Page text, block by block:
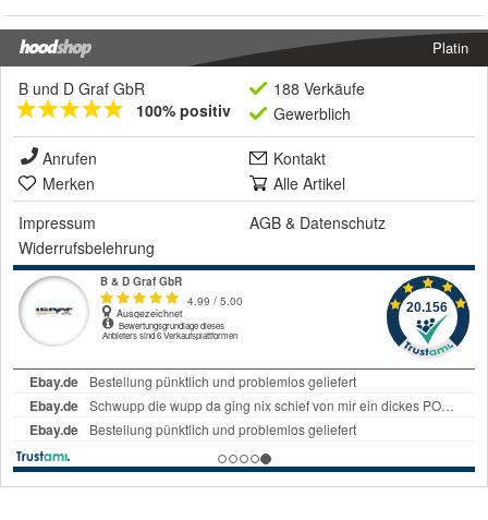
Platin
B und D Graf GbR
100% positiv
188 Verkäufe
Gewerblich
Anrufen
Kontakt
Merken
Alle Artikel
Impressum
AGB & Datenschutz
Widerrufsbelehrung